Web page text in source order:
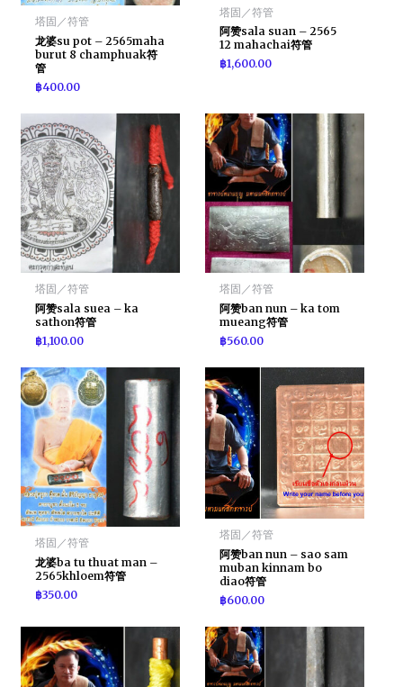
塔固／符管
龙婆su pot – 2565maha
burut 8 champhuak符
管
฿400.00
塔固／符管
阿赞sala suan – 2565
12 mahachai符管
฿1,600.00
塔固／符管
阿赞sala suea – ka
sathon符管
฿1,100.00
塔固／符管
阿赞ban nun – ka tom
mueang符管
฿560.00
塔固／符管
龙婆ba tu thuat man –
2565khloem符管
฿350.00
塔固／符管
阿赞ban nun – sao sam
muban kinnam bo
diao符管
฿600.00